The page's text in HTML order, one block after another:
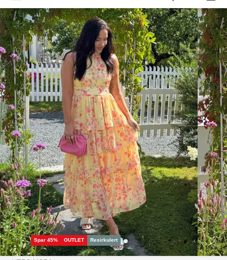
Spar 45% OUTLET Resirkulert